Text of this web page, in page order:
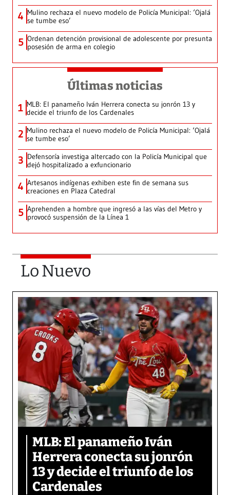
4 Mulino rechaza el nuevo modelo de Policía Municipal: ‘Ojalá
se tumbe eso’
5 Ordenan detención provisional de adolescente por presunta
posesión de arma en colegio
Últimas noticias
1 MLB: El panameño Iván Herrera conecta su jonrón 13 y
decide el triunfo de los Cardenales
2 Mulino rechaza el nuevo modelo de Policía Municipal: ‘Ojalá
se tumbe eso’
3 Defensoría investiga altercado con la Policía Municipal que
dejó hospitalizado a exfuncionario
4 Artesanos indígenas exhiben este fin de semana sus
creaciones en Plaza Catedral
5 Aprehenden a hombre que ingresó a las vías del Metro y
provocó suspensión de la Línea 1
Lo Nuevo
MLB: El panameño Iván
Herrera conecta su jonrón
13 y decide el triunfo de los
Cardenales